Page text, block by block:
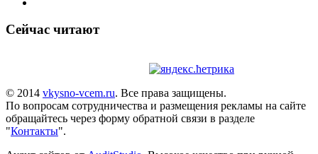
Сейчас читают
© 2014 vkysno-vcem.ru. Все права защищены.
По вопросам сотрудничества и размещения рекламы на сайте
обращайтесь через форму обратной связи в разделе
"Контакты".